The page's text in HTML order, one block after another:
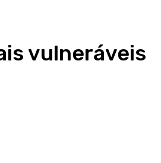
vulneráveis